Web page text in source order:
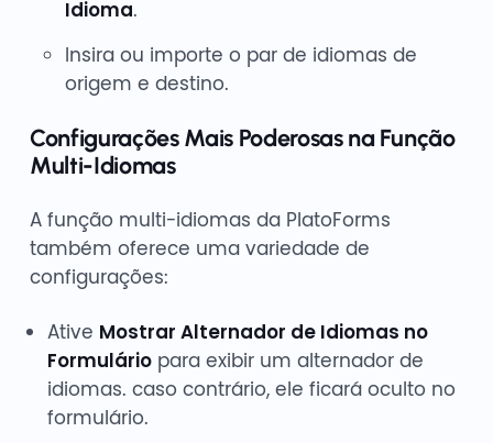
Idioma.
Insira ou importe o par de idiomas de
origem e destino.
Configurações Mais Poderosas na Função
Multi-Idiomas
A função multi-idiomas da PlatoForms
também oferece uma variedade de
configurações:
Ative Mostrar Alternador de Idiomas no
Formuláriopara exibir um alternador de
idiomas. caso contrário, ele ficará oculto no
formulário.